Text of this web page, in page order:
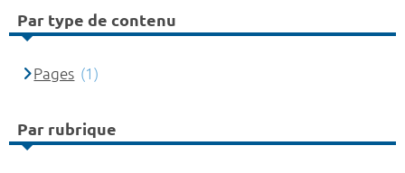
Par type de contenu
Pages (1)
Par rubrique